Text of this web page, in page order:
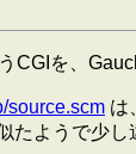
を、
source.scm は
ようで少し